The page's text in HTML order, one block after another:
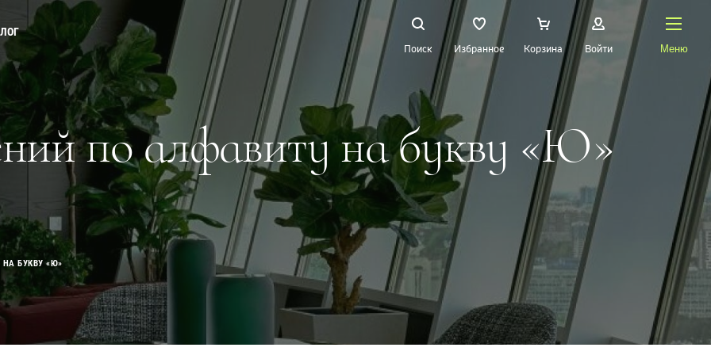
Поиск Избранное Корзина Войти Меню
Прайс-листы и каталоги
О Treez
Доставка и оплата
Вопросы и ответы
Контакты
Новости
Статьи
Идеи
НАЙТИ
по алфавиту на букву «Ю»
БУКВУ «Ю»